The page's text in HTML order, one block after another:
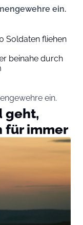
ein.
Soldaten fliehen
beinahe durch
ein.
geht,
für immer